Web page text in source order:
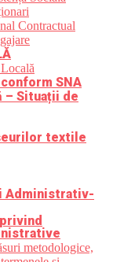
Contractual
SNA
– Situații de
textile
Administrativ-
metodologice,